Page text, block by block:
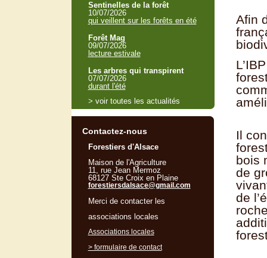
Afin
Il
bois
de
de
Sentinelles de la forêt
10/07/2026
qui veillent sur les forêts en été
Forêt Mag
09/07/2026
lecture estivale
Les arbres qui transpirent
07/07/2026
durant l'été
> voir toutes les actualités
Contactez-nous
Forestiers d'Alsace
Maison de l'Agriculture
11, rue Jean Mermoz
68127 Ste Croix en Plaine
forestiersdalsace@gmail.com
Merci de contacter les
associations locales
Associations locales
> formulaire de contact